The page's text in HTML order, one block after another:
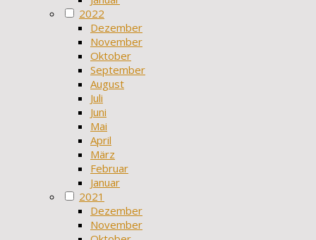
2022
Dezember
November
Oktober
September
August
Juli
Juni
Mai
April
März
Februar
Januar
2021
Dezember
November